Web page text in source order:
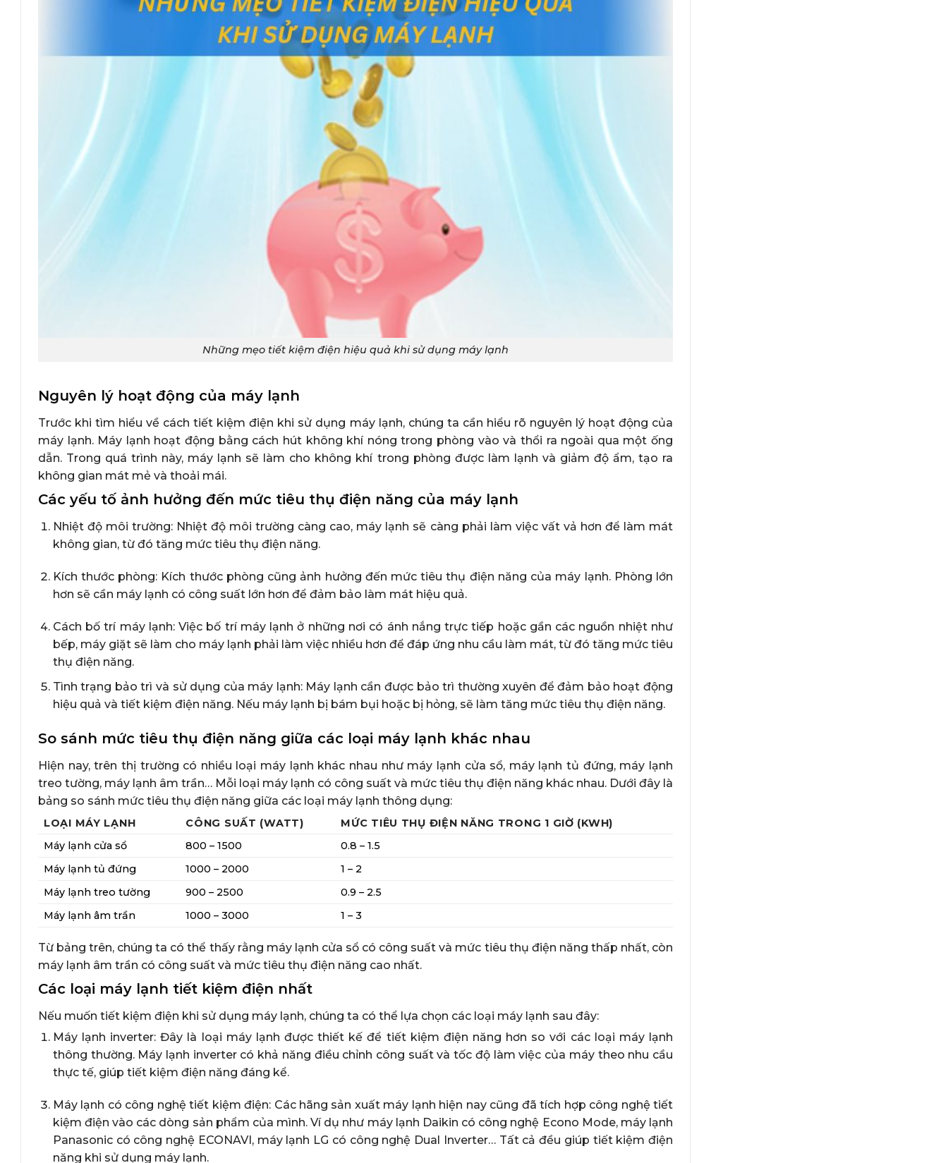
Những mẹo tiết kiệm điện hiệu quả khi sử dụng máy lạnh
Nguyên lý hoạt động của máy lạnh
Trước khi tìm hiểu về cách tiết kiệm điện khi sử dụng máy lạnh, chúng ta cần hiểu rõ nguyên lý hoạt động của
máy lạnh. Máy lạnh hoạt động bằng cách hút không khí nóng trong phòng vào và thổi ra ngoài qua một ống
dẫn. Trong quá trình này, máy lạnh sẽ làm cho không khí trong phòng được làm lạnh và giảm độ ẩm, tạo ra
không gian mát mẻ và thoải mái.
Các yếu tố ảnh hưởng đến mức tiêu thụ điện năng của máy lạnh
Nhiệt độ môi trường: Nhiệt độ môi trường càng cao, máy lạnh sẽ càng phải làm việc vất vả hơn để làm mát
không gian, từ đó tăng mức tiêu thụ điện năng.
Kích thước phòng: Kích thước phòng cũng ảnh hưởng đến mức tiêu thụ điện năng của máy lạnh. Phòng lớn
hơn sẽ cần máy lạnh có công suất lớn hơn để đảm bảo làm mát hiệu quả.
Cách bố trí máy lạnh: Việc bố trí máy lạnh ở những nơi có ánh nắng trực tiếp hoặc gần các nguồn nhiệt như
bếp, máy giặt sẽ làm cho máy lạnh phải làm việc nhiều hơn để đáp ứng nhu cầu làm mát, từ đó tăng mức tiêu
thụ điện năng.
Tình trạng bảo trì và sử dụng của máy lạnh: Máy lạnh cần được bảo trì thường xuyên để đảm bảo hoạt động
hiệu quả và tiết kiệm điện năng. Nếu máy lạnh bị bám bụi hoặc bị hỏng, sẽ làm tăng mức tiêu thụ điện năng.
So sánh mức tiêu thụ điện năng giữa các loại máy lạnh khác nhau
Hiện nay, trên thị trường có nhiều loại máy lạnh khác nhau như máy lạnh cửa sổ, máy lạnh tủ đứng, máy lạnh
treo tường, máy lạnh âm trần… Mỗi loại máy lạnh có công suất và mức tiêu thụ điện năng khác nhau. Dưới đây là
bảng so sánh mức tiêu thụ điện năng giữa các loại máy lạnh thông dụng:
LOẠI MÁY LẠNH CÔNG SUẤT (WATT)
MỨC TIÊU THỤ ĐIỆN NĂNG TRONG 1 GIỜ (KWH)
Máy lạnh cửa sổ
800 – 1500
0.8 – 1.5
Máy lạnh tủ đứng
1000 – 2000
1 – 2
Máy lạnh treo tường
900 – 2500
0.9 – 2.5
Máy lạnh âm trần
1000 – 3000 1 – 3
Từ bảng trên, chúng ta có thể thấy rằng máy lạnh cửa sổ có công suất và mức tiêu thụ điện năng thấp nhất, còn
máy lạnh âm trần có công suất và mức tiêu thụ điện năng cao nhất.
Các loại máy lạnh tiết kiệm điện nhất
Nếu muốn tiết kiệm điện khi sử dụng máy lạnh, chúng ta có thể lựa chọn các loại máy lạnh sau đây:
Máy lạnh inverter: Đây là loại máy lạnh được thiết kế để tiết kiệm điện năng hơn so với các loại máy lạnh
thông thường. Máy lạnh inverter có khả năng điều chỉnh công suất và tốc độ làm việc của máy theo nhu cầu
thực tế, giúp tiết kiệm điện năng đáng kể.
Máy lạnh có công nghệ tiết kiệm điện: Các hãng sản xuất máy lạnh hiện nay cũng đã tích hợp công nghệ tiết
kiệm điện vào các dòng sản phẩm của mình. Ví dụ như máy lạnh Daikin có công nghệ Econo Mode, máy lạnh
Panasonic có công nghệ ECONAVI, máy lạnh LG có công nghệ Dual Inverter… Tất cả đều giúp tiết kiệm điện
năng khi sử dụng máy lạnh.